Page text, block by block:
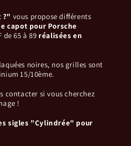
?" vous propose différents
capot pour Porsche
de 65 à 89 réalisées en
noires, nos grilles sont
15/10ème.
contacter si vous cherchez
!​
sigles "Cylindrée" pour